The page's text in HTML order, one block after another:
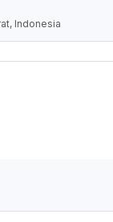
Indonesia